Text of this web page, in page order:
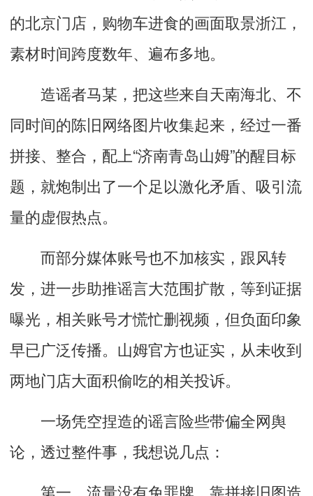
的北京门店，购物车进食的画面取景浙江，
素材时间跨度数年、遍布多地。
造谣者马某，把这些来自天南海北、不
同时间的陈旧网络图片收集起来，经过一番
拼接、整合，配上“济南青岛山姆”的醒目标
题，就炮制出了一个足以激化矛盾、吸引流
量的虚假热点。
而部分媒体账号也不加核实，跟风转
发，进一步助推谣言大范围扩散，等到证据
曝光，相关账号才慌忙删视频，但负面印象
早已广泛传播。山姆官方也证实，从未收到
两地门店大面积偷吃的相关投诉。
一场凭空捏造的谣言险些带偏全网舆
论，透过整件事，我想说几点：
第一，流量没有免罪牌，靠拼接旧图造